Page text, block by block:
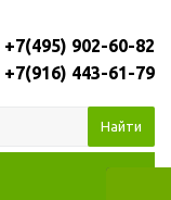
+7(495) 902-60-82
+7(916) 443-61-79
Найти